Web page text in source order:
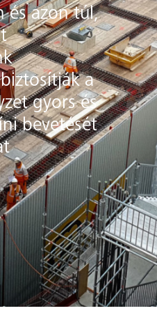
és azon túl,
a
gyors és
bevetését